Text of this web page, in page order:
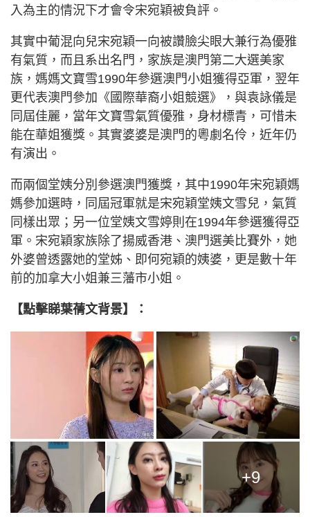
入為主的情況下才會令宋宛穎被負評。
其實中葡混向兒宋宛穎一向被讚臉尖眼大兼行為優雅
有氣質，而且系出名門，家族是澳門第二大選美家
族，媽媽文寶雪1990年參選澳門小姐獲得亞軍，翌年
更代表澳門參加《國際華裔小姐競選》，與袁詠儀是
同屆佳麗，當年文寶雪氣質優雅，身材標青，可惜未
能在華姐獲獎。其實婆婆是澳門的粵劇名伶，近年仍
有演出。
而兩個堂姨分別參選澳門獲獎，其中1990年宋宛穎媽
媽參加選時，同屆冠軍就是宋宛穎堂姨文雪兒，氣質
同樣出眾；另一位堂姨文雪婷則在1994年參選獲得亞
軍。宋宛穎家族除了揚威香港、澳門選美比賽外，她
外婆曾透露她的堂姊、即何宛穎的姨婆，更是數十年
前的加拿大小姐兼三藩市小姐。
【點擊睇葉蒨文背景】：
+9